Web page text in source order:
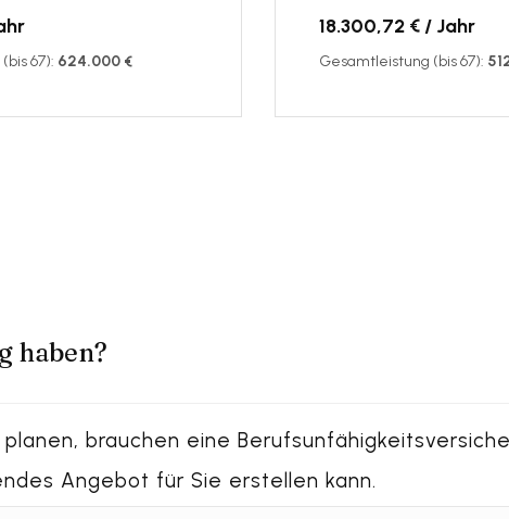
67): 624.000 €
18.300,72 € / Jahr
Gesamtleistung (bis 67):
haben?
brauchen eine
Angebot für Sie erstellen kann.